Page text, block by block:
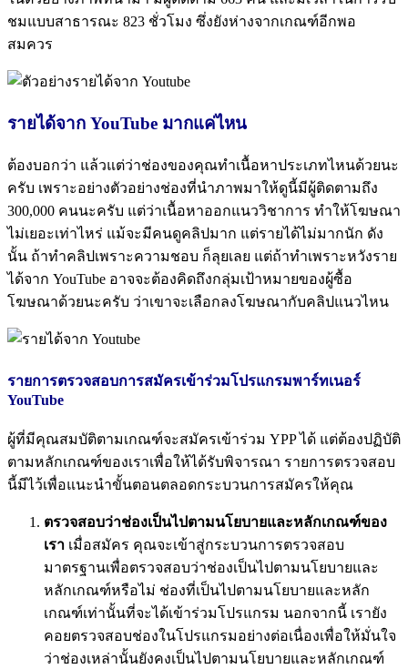
ชมแบบสาธารณะ 823 ชั่วโมง ซึ่งยังห่างจากเกณฑ์อีกพอ
สมควร
รายได้จาก YouTube มากแค่ไหน
ต้องบอกว่า แล้วแต่ว่าช่องของคุณทำเนื้อหาประเภทไหนด้วยนะ
ครับ เพราะอย่างตัวอย่างช่องที่นำภาพมาให้ดูนี้มีผู้ติดตามถึง
300,000 คนนะครับ แต่ว่าเนื้อหาออกแนววิชาการ ทำให้โฆษณา
ไม่เยอะเท่าไหร่ แม้จะมีคนดูคลิปมาก แต่รายได้ไม่มากนัก ดัง
นั้น ถ้าทำคลิปเพราะความชอบ ก็ลุยเลย แต่ถ้าทำเพราะหวังราย
ได้จาก YouTube อาจจะต้องคิดถึงกลุ่มเป้าหมายของผู้ซื้อ
โฆษณาด้วยนะครับ ว่าเขาจะเลือกลงโฆษณากับคลิปแนวไหน
รายการตรวจสอบการสมัครเข้าร่วมโปรแกรมพาร์ทเนอร์
YouTube
ผู้ที่มีคุณสมบัติตามเกณฑ์จะสมัครเข้าร่วม YPP ได้ แต่ต้องปฏิบัติ
ตามหลักเกณฑ์ของเราเพื่อให้ได้รับพิจารณา รายการตรวจสอบ
นี้มีไว้เพื่อแนะนำขั้นตอนตลอดกระบวนการสมัครให้คุณ
ตรวจสอบว่าช่องเป็นไปตามนโยบายและหลักเกณฑ์ของ
เรา เมื่อสมัคร คุณจะเข้าสู่กระบวนการตรวจสอบ
มาตรฐานเพื่อตรวจสอบว่าช่องเป็นไปตามนโยบายและ
หลักเกณฑ์หรือไม่ ช่องที่เป็นไปตามนโยบายและหลัก
เกณฑ์เท่านั้นที่จะได้เข้าร่วมโปรแกรม นอกจากนี้ เรายัง
คอยตรวจสอบช่องในโปรแกรมอย่างต่อเนื่องเพื่อให้มั่นใจ
ว่าช่องเหล่านั้นยังคงเป็นไปตามนโยบายและหลักเกณฑ์